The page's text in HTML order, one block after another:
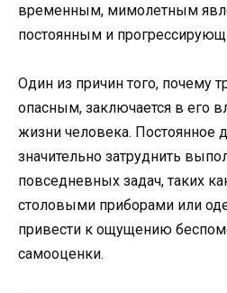
временным, мимолетным
постоянным и
Один из причин того, почему
опасным, заключается в его
жизни человека. Постоянное
значительно затруднить
повседневных задач, таких
столовыми приборами или
привести к ощущению
самооценки.